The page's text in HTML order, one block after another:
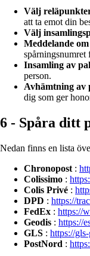
Välj
att ta emot din
Välj
Meddelande
spårningsnumret
Insamling av
person.
Avhämtning av
dig som ger
6 - Spåra ditt
Nedan finns en lista
Chronopost :
Colissimo :
Colis Privé :
DPD : https://
FedEx : https://
Geodis : https://
GLS : https://
PostNord :